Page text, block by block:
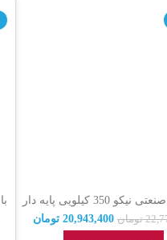
باسکول صنعتی نیکو 350 کیلویی پایه دار
رسمی + گارانتیتومان 20,943,400 تومان